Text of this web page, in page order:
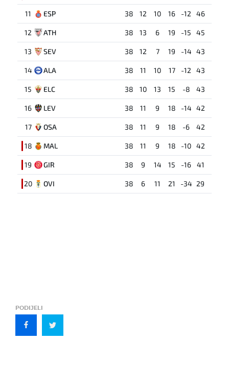
11 ESP 38 12 10 16 -12 46
12 ATH 38 13 6 19 -15 45
13 SEV 38 12 7 19 -14 43
14 ALA 38 11 10 17 -12 43
15 ELC 38 10 13 15 -8 43
16 LEV 38 11 9 18 -14 42
17 OSA 38 11 9 18 -6 42
18 MAL 38 11 9 18 -10 42
19 GIR 38 9 14 15 -16 41
20 OVI 38 6 11 21 -34 29
PODIJELI